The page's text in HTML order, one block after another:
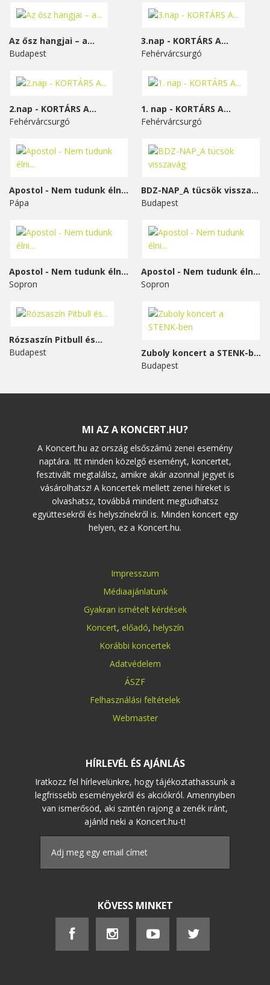
Az ősz hangjai – a...
Budapest
3.nap - KORTÁRS A...
Fehérvárcsurgó
2.nap - KORTÁRS A...
Fehérvárcsurgó
1. nap - KORTÁRS A...
Fehérvárcsurgó
Apostol - Nem tudunk élni...
Pápa
BDZ-NAP_A tücsök visszavág
Budapest
Apostol - Nem tudunk élni...
Sopron
Apostol - Nem tudunk élni...
Sopron
Rózsaszín Pitbull és...
Budapest
Zuboly koncert a STENK-ben
Budapest
MI AZ A KONCERT.HU?
A Koncert.hu az ország elsőszámú zenei esemény
naptára. Itt minden közelgő eseményt, koncertet,
fesztivált megtalálsz, amikre akár azonnal jegyet is
vásárolhatsz! A koncertek mellett zenei híreket is
olvashatsz, továbbá mindent megtudhatsz
együttesekről és helyszínekről is. Minden koncert egy
helyen, ez a Koncert.hu.
Impresszum
Médiaajánlatunk
Gyakran ismételt kérdések
Koncert, előadó, helyszín
Korábbi koncertek
Adatvédelem
ÁSZF
Felhasználási feltételek
Webmaster
HÍRLEVÉL ÉS AJÁNLÁS
Iratkozz fel hírlevelünkre, hogy tájékoztathassunk a
legfrissebb eseményekről és akciókról. Amennyiben
van ismerősöd, aki szintén rajong a zenék iránt,
ajánld neki a Koncert.hu-t!
KÖVESS MINKET